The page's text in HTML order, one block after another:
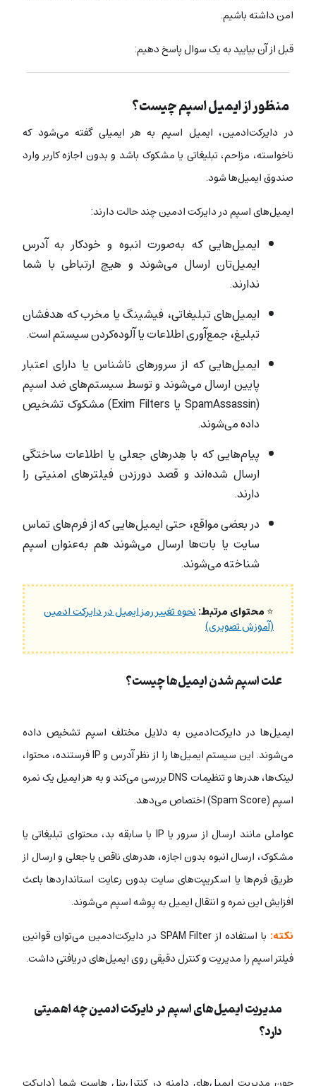
امن داشته باشیم.
قبل از آن بیایید به یک سوال پاسخ دهیم:
منظور از ایمیل اسپم چیست؟
در دایرکت‌ادمین، ایمیل اسپم به هر ایمیلی گفته می‌شود که
ناخواسته، مزاحم، تبلیغاتی یا مشکوک باشد و بدون اجازه کاربر وارد
صندوق ایمیل‌ها شود.
ایمیل‌های اسپم در دایرکت ادمین چند حالت دارند:
ایمیل‌هایی که به‌صورت انبوه و خودکار به آدرس
ایمیل‌تان ارسال می‌شوند و هیچ ارتباطی با شما
ندارند.
ایمیل‌های تبلیغاتی، فیشینگ یا مخرب که هدفشان
تبلیغ، جمع‌آوری اطلاعات یا آلوده‌کردن سیستم است.
ایمیل‌هایی که از سرورهای ناشناس یا دارای اعتبار
پایین ارسال می‌شوند و توسط سیستم‌های ضد اسپم
(SpamAssassin یا Exim Filters) مشکوک تشخیص
داده می‌شوند.
پیام‌هایی که با هِدرهای جعلی یا اطلاعات ساختگی
ارسال شده‌اند و قصد دورزدن فیلترهای امنیتی را
دارند.
در بعضی مواقع، حتی ایمیل‌هایی که از فرم‌های تماس
سایت یا بات‌ها ارسال می‌شوند هم به‌عنوان اسپم
شناخته می‌شوند.
⭐محتوای مرتبط:نحوه تغییر رمز ایمیل در دایرکت ادمین
(آموزش تصویری)
علت اسپم شدن ایمیل‌‌ها چیست؟
ایمیل‌ها در دایرکت‌ادمین به دلایل مختلف اسپم تشخیص داده
می‌شوند. این سیستم ایمیل‌ها را از نظر آدرس و IP فرستنده، محتوا،
لینک‌ها، هدرها و تنظیمات DNS بررسی می‌کند و به هر ایمیل یک نمره
اسپم (Spam Score) اختصاص می‌دهد.
عواملی مانند ارسال از سرور یا IP با سابقه بد، محتوای تبلیغاتی یا
مشکوک، ارسال انبوه بدون اجازه، هدرهای ناقص یا جعلی و ارسال از
طریق فرم‌ها یا اسکریپت‌های سایت بدون رعایت استانداردها باعث
افزایش این نمره و انتقال ایمیل به پوشه اسپم می‌شوند.
نکته:
با استفاده از SPAM Filter در دایرکت‌ادمین می‌توان قوانین
فیلتر اسپم را مدیریت و کنترل دقیقی روی ایمیل‌های دریافتی داشت.
مدیریت ایمیل‌های اسپم در دایرکت ادمین چه اهمیتی
دارد؟